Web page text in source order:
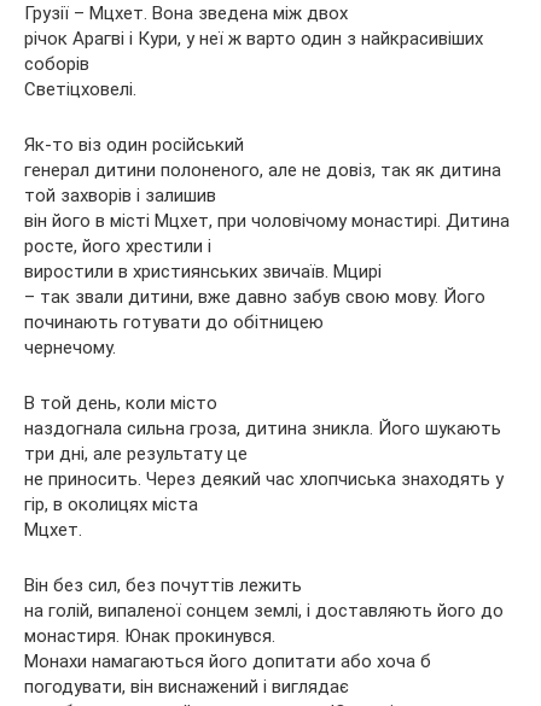
Грузії – Мцхет. Вона зведена між двох
річок Арагві і Кури, у неї ж варто один з найкрасивіших
соборів
Светіцховелі.
Як-то віз один російський
генерал дитини полоненого, але не довіз, так як дитина
той захворів і залишив
він його в місті Мцхет, при чоловічому монастирі. Дитина
росте, його хрестили і
виростили в християнських звичаїв. Мцирі
– так звали дитини, вже давно забув свою мову. Його
починають готувати до обітницею
чернечому.
В той день, коли місто
наздогнала сильна гроза, дитина зникла. Його шукають
три дні, але результату це
не приносить. Через деякий час хлопчиська знаходять у
гір, в околицях міста
Мцхет.
Він без сил, без почуттів лежить
на голій, випаленої сонцем землі, і доставляють його до
монастиря. Юнак прокинувся.
Монахи намагаються його допитати або хоча б
погодувати, він виснажений і виглядає